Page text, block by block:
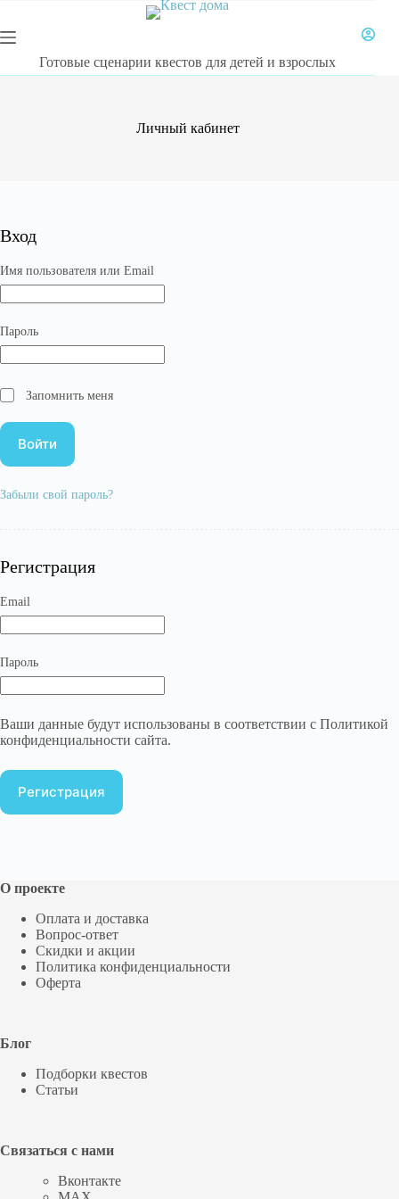
сути
Готовые сценарии квестов для детей и взрослых
Личный кабинет
Вход
Имя пользователя или Email
Пароль
Запомнить меня
Войти
Забыли свой пароль?
Регистрация
Email
Пароль
Ваши данные будут использованы в соответствии с Политикой
конфиденциальности сайта.
Регистрация
О проекте
Оплата и доставка
Вопрос-ответ
Скидки и акции
Политика конфиденциальности
Оферта
Блог
Подборки квестов
Статьи
Связаться с нами
Вконтакте